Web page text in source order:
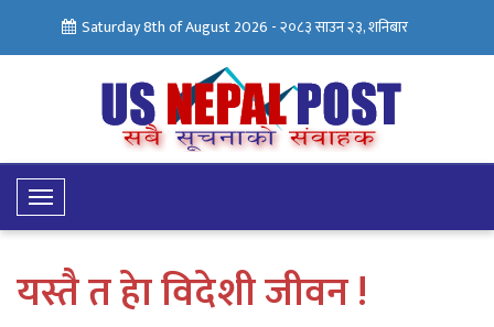
Saturday 8th of August 2026 -२०८३ साउन २३, शनिबार
Toggle
Navigation
यस्तै त हेा विदेशी जीवन !